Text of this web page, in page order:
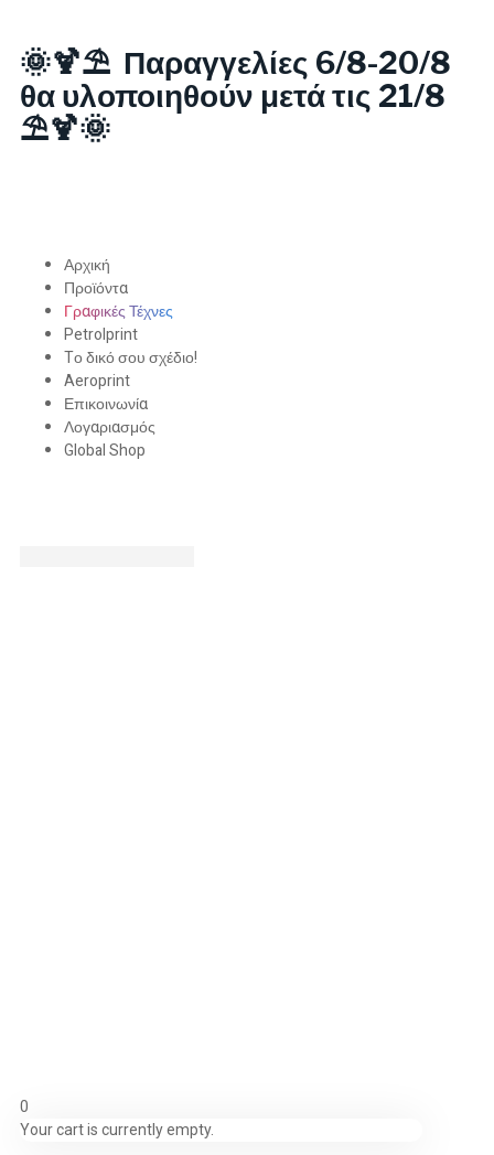
🌞🍹⛱️ Παραγγελίες 6/8-20/8
θα υλοποιηθούν μετά τις 21/8
⛱️🍹🌞
Αρχική
Προϊόντα
Γραφικές Τέχνες
Petrolprint
Tο δικό σου σχέδιο!
Aeroprint
Επικοινωνία
Λογαριασμός
Global Shop
0
Your cart is currently empty.